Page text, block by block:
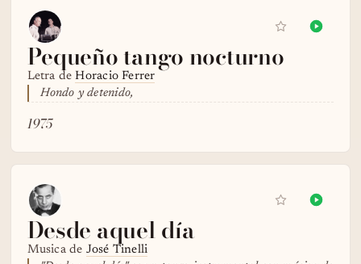
Pequeño tango nocturno
Letra deHoracio Ferrer
Hondo y detenido,
1975
Desde aquel día
Musica de José Tinelli